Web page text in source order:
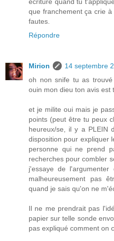
écriture quand tu
que franchement ça crie
fautes.
Répondre
Mirion
14 septembre
oh non snife tu as
ouin mon dieu ton avis est
et je milite oui mais je
points (peut être tu peux
heureux/se, il y a PLEIN
disposition pour expliquer
personne qui ne prend
recherches pour combler
j'essaye de
malheureusement pas
quand je sais qu'on ne
Il ne me prendrait pas
papier sur telle sonde
pas expliqué comment on